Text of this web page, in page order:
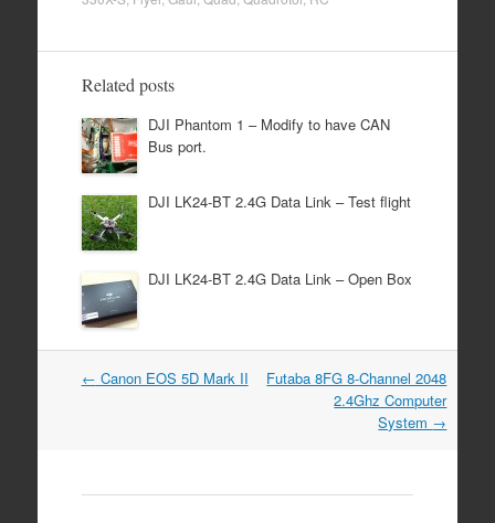
Related posts
DJI Phantom 1 – Modify to have CAN
Bus port.
DJI LK24-BT 2.4G Data Link – Test flight
DJI LK24-BT 2.4G Data Link – Open Box
Post
← Canon EOS 5D Mark II
Futaba 8FG 8-Channel 2048
2.4Ghz Computer
System →